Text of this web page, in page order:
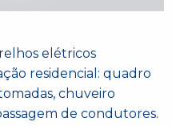
elétricos
residencial: quadro
chuveiro
de condutores.